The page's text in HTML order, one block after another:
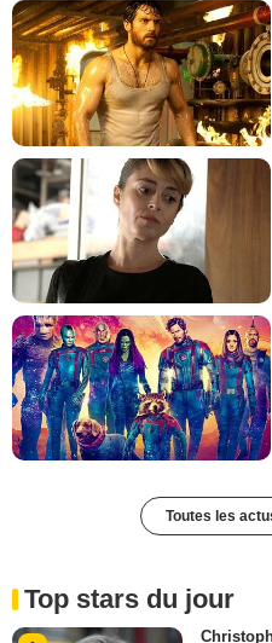
Toutes les
Top stars du jour